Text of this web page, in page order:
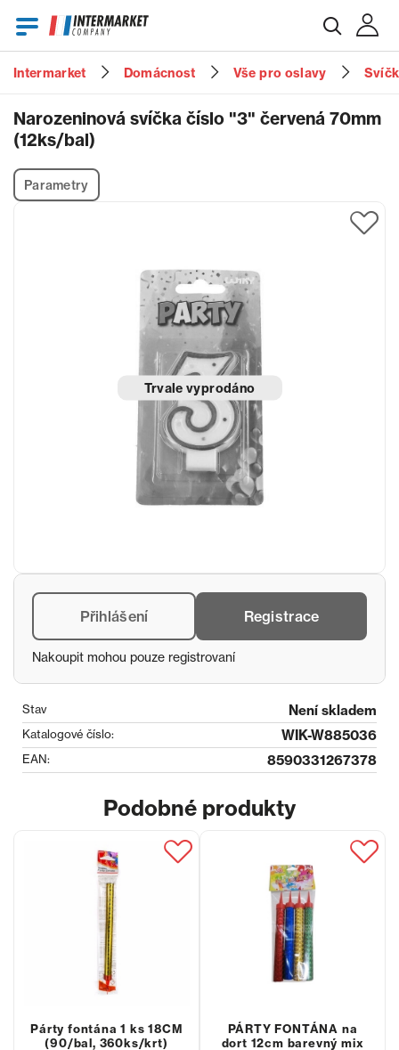
Heslo
Zapomenuté heslo?
Intermarket Domácnost Vše pro oslavy
Narozeninová svíčka číslo "3" červená 70mm
(12ks/bal)
Parametry
Trvale vyprodáno
Přihlášení Registrace
Nakoupit mohou pouze registrovaní
Stav Není skladem
Katalogové číslo: WIK-W885036
EAN: 8590331267378
Podobné produkty
Párty fontána 1 ks 18CM
(90/bal, 360ks/krt)
PÁRTY FONTÁNA na
dort 12cm barevný mix